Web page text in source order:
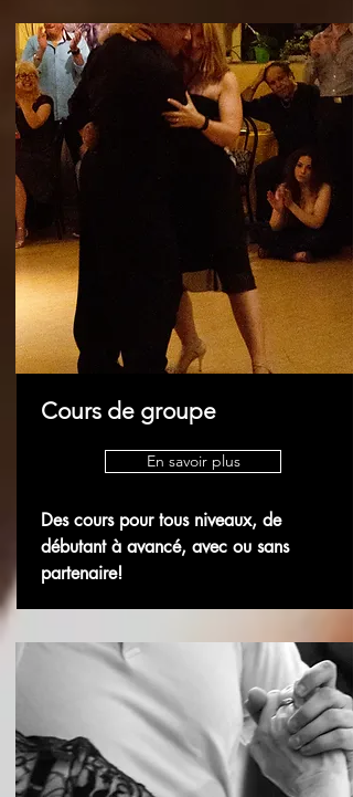
Cours de groupe
En savoir plus
Des cours pour tous niveaux, de
débutant à avancé, avec ou sans
partenaire!